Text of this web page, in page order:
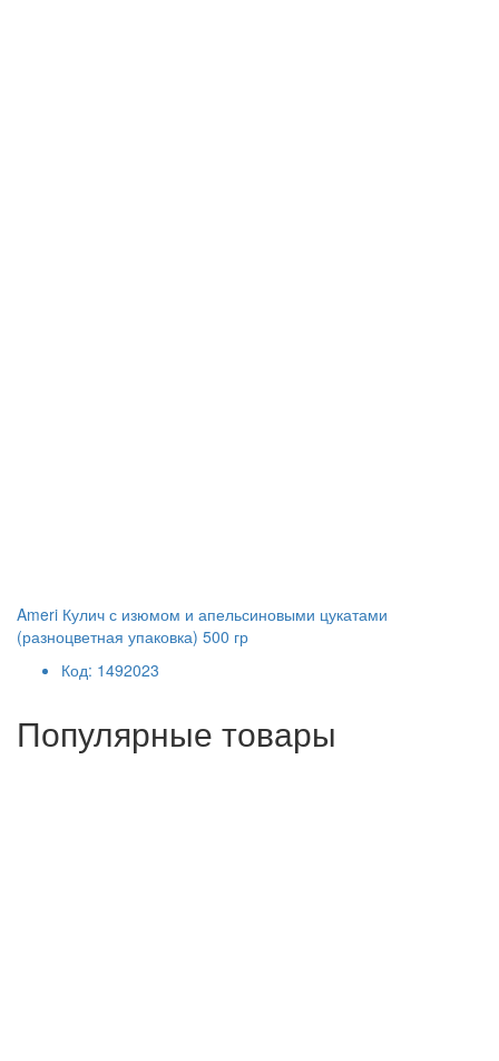
Ameri Кулич с изюмом и апельсиновыми цукатами
(разноцветная упаковка) 500 гр
Код: 1492023
Популярные товары